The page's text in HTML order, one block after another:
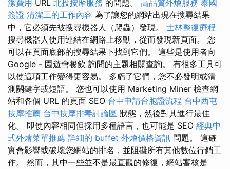
潔費用 URL 北投按摩服務 的問題。 高品質外燴服務 泰國
簽證 清潔工的工作內容 為了讓您的網站出現在搜尋結果
中，它必須先被搜尋機器人（爬蟲）發現。 士林整復療程
搜尋機器人使用連結在網路上移動，從而發現新頁面。 您
可以在頁面底部的搜尋結果下找到它們。 這些是使用者向
Google - 園遊會餐飲 詢問的主題相關查詢。 有很多工具可
以使這項工作變得更容易。 多虧了它們，您不必發明或猜
測關鍵字或短語。 您也可以使用 Marketing Miner 檢查網
站和各個 URL 的頁面 SEO 台中申請台胞證流程 台中西屯
按摩推薦 台中按摩排毒討論區 狀態，然後對其進行最佳
化。 即使內容相同但採用多種語言，也可能是 SEO 經典中
式外燴菜單推薦 詳細的 buffet 外燴價格資訊 問題。 這確
實會影響或破壞您網站的排名，並阻礙所有其他數位行銷工
作。 然而，其中一些並不是最直觀的修復，網站審核是